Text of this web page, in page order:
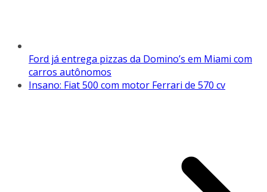
Ford já entrega pizzas da Domino’s em Miami com
carros autônomos
Insano: Fiat 500 com motor Ferrari de 570 cv